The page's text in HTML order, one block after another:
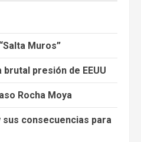
Muros”
presión de EEUU
Rocha Moya
sus consecuencias para